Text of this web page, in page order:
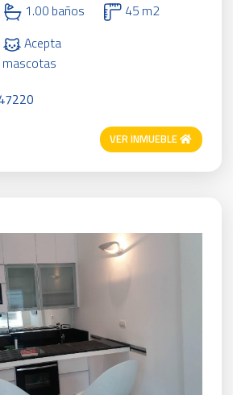
1.00 baños
45 m2
Acepta
mascotas
VER INMUEBLE